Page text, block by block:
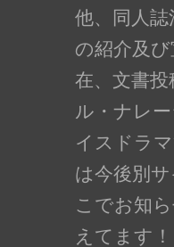
他、同人誌
の紹介及
在、文書
ル・ナレ
イスドラ
は今後別
こでお知
えてます